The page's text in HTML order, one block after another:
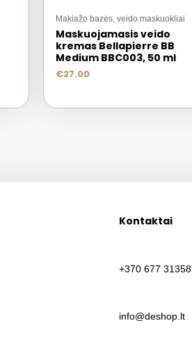
Makiažo bazės, veido maskuokliai
Maskuojamasis veido
kremas Bellapierre BB
Medium BBC003, 50 ml
€27.00
Kontaktai
+370 677 31358
info@deshop.lt